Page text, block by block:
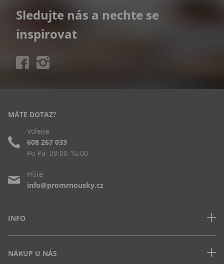
Sledujte nás a nechte se
inspirovat
INFO
Často kladené dotazy
NÁKUP U NÁS
MÁTE DOTAZ?
Volejte
608 267 033
Po-Pá: 09:00-16:00
Pište
info@promrnousky.cz